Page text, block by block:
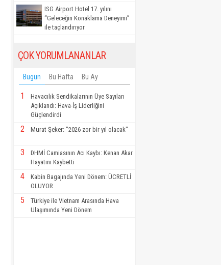
ISG Airport Hotel 17. yılını
“Geleceğin Konaklama Deneyimi”
ile taçlandırıyor
ÇOK YORUMLANANLAR
Bugün Bu Hafta Bu Ay
1
Havacılık Sendikalarının Üye Sayıları
Açıklandı: Hava-İş Liderliğini
Güçlendirdi
2 Murat Şeker: "2026 zor bir yıl olacak"
3
DHMİ Camiasının Acı Kaybı: Kenan Akar
Hayatını Kaybetti
4
Kabin Bagajında Yeni Dönem: ÜCRETLİ
OLUYOR
5
Türkiye ile Vietnam Arasında Hava
Ulaşımında Yeni Dönem